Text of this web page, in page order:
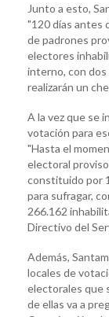
Junto a esto,
"120 días antes
de padrones
electores
interno, con
realizarán un
A la vez que se
votación para
"Hasta el
electoral
constituido por
para sufragar,
266.162
Directivo del
Además,
locales de
electorales que
de ellas va a